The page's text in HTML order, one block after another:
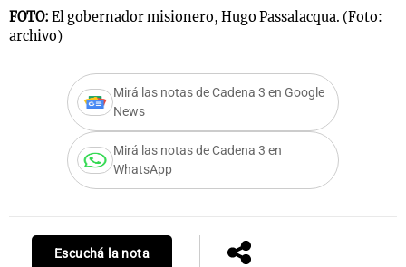
FOTO: El gobernador misionero, Hugo Passalacqua. (Foto:
archivo)
Mirá las notas de Cadena 3 en Google
News
Mirá las notas de Cadena 3 en
WhatsApp
Escuchá la nota